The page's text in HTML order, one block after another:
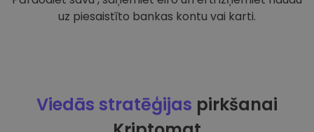
uz piesaistīto bankas kontu vai karti.
Viedās stratēģijas pirkšanai